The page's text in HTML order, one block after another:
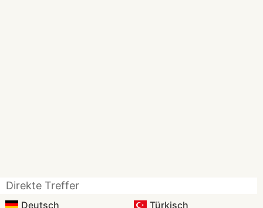
Direkte Treffer
Deutsch Türkisch